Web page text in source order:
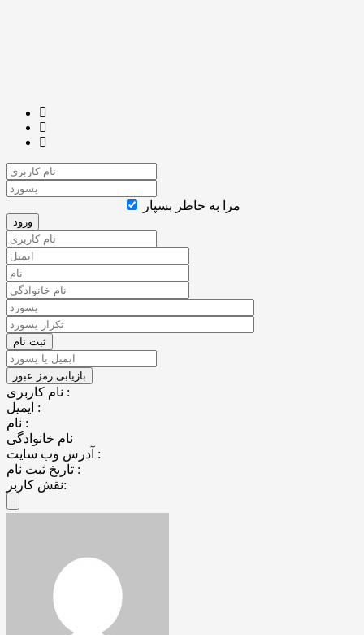
مرا به خاطر بسپار
نام کاربری :
ایمیل :
نام :
نام خانوادگی
آدرس وب سایت :
تاریخ ثبت نام :
نقش کاربر: